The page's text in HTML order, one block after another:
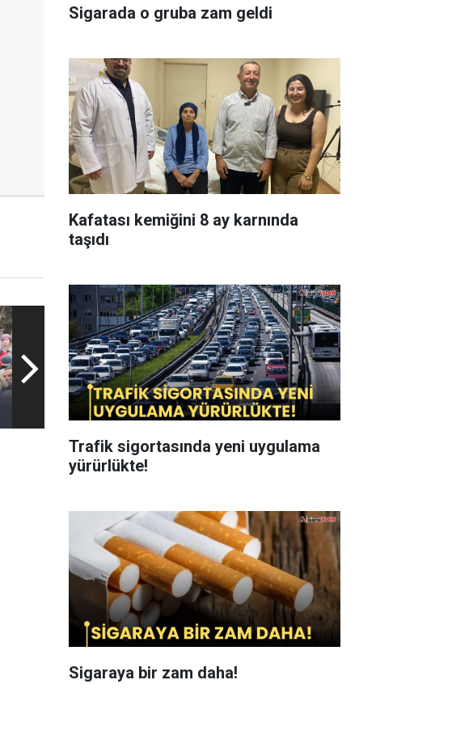
Sigarada o gruba zam geldi
Kafatası kemiğini 8 ay karnında
taşıdı
Trafik sigortasında yeni uygulama
yürürlükte!
Sigaraya bir zam daha!